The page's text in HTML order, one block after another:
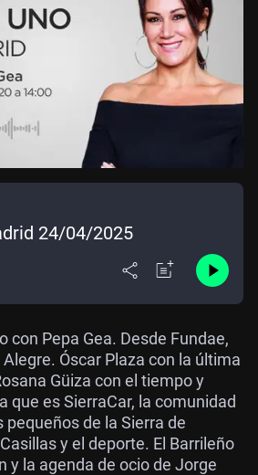
24/04/2025
con Pepa Gea. Desde Fundae,
Óscar Plaza con la última
Güiza con el tiempo y
que es SierraCar, la comunidad
de la Sierra de
y el deporte. El Barrileño
y la agenda de ocio de Jorge